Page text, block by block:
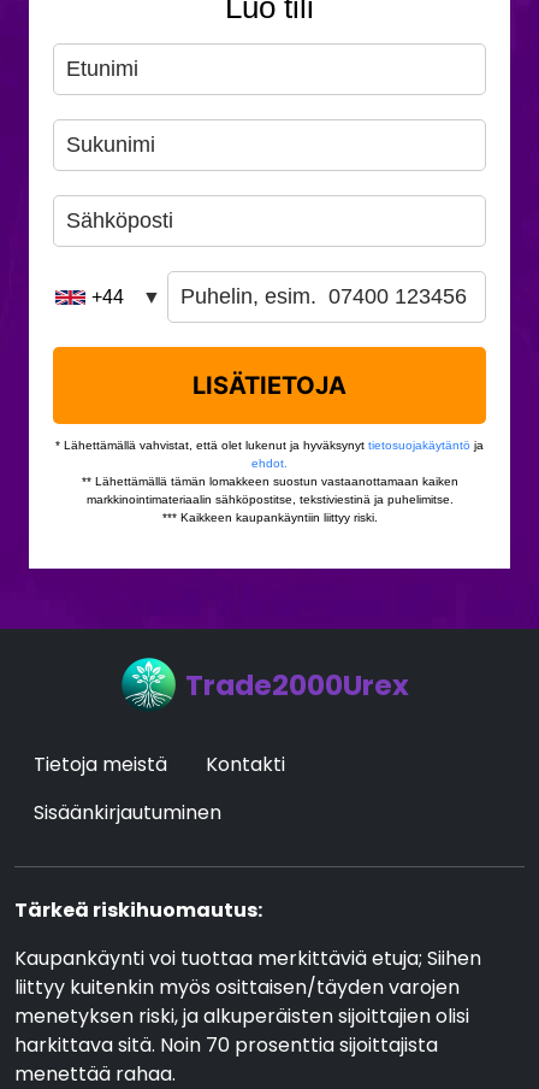
Trade2000Urex
Tietoja meistä
Kontakti
Sisäänkirjautuminen
Tärkeä riskihuomautus:
Kaupankäynti voi tuottaa merkittäviä etuja; Siihen
liittyy kuitenkin myös osittaisen/täyden varojen
menetyksen riski, ja alkuperäisten sijoittajien olisi
harkittava sitä. Noin 70 prosenttia sijoittajista
menettää rahaa.